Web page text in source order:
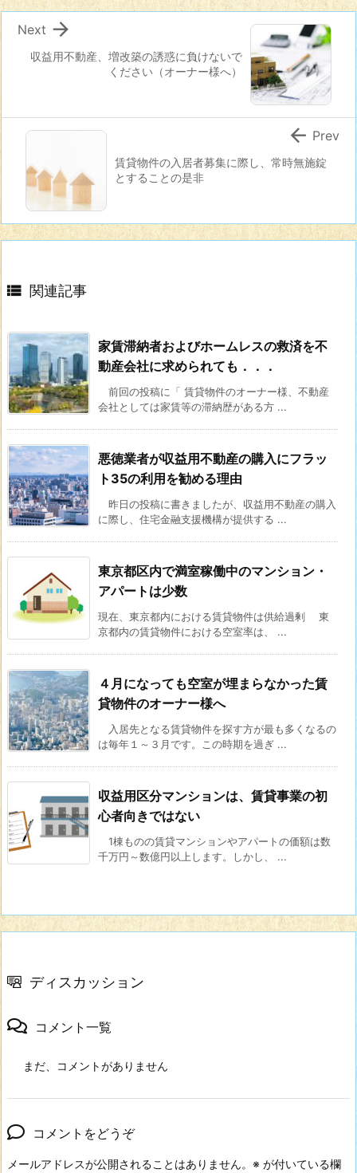
収益用不動産、増改築の誘惑に負けないで
ください（オーナー様へ）

Next
賃貸物件の入居者募集に際し、常時無施錠
とすることの是非
 Prev
 関連記事
家賃滞納者およびホームレスの救済を不
動産会社に求められても．．．
前回の投稿に「 賃貸物件のオーナー様、不動産
会社としては家賃等の滞納歴がある方 ...
悪徳業者が収益用不動産の購入にフラッ
ト35の利用を勧める理由
昨日の投稿に書きましたが、収益用不動産の購入
に際し、住宅金融支援機構が提供する ...
東京都区内で満室稼働中のマンション・
アパートは少数
現在、東京都内における賃貸物件は供給過剰 東
京都内の賃貸物件における空室率は、 ...
４月になっても空室が埋まらなかった賃
貸物件のオーナー様へ
入居先となる賃貸物件を探す方が最も多くなるの
は毎年１～３月です。この時期を過ぎ ...
収益用区分マンションは、賃貸事業の初
心者向きではない
1棟ものの賃貸マンションやアパートの価額は数
千万円～数億円以上します。しかし、 ...
ディスカッション
コメント一覧
まだ、コメントがありません
コメントをどうぞ
メールアドレスが公開されることはありません。 ※ が付いている欄